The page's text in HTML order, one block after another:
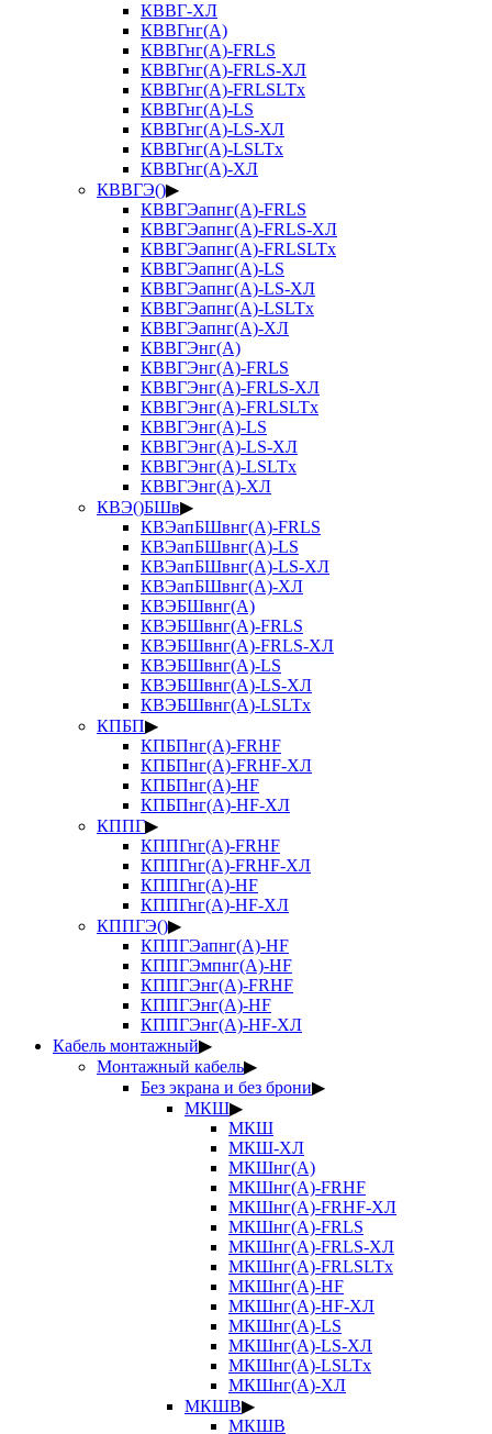
КВВГ-ХЛ
КВВГнг(А)
КВВГнг(А)-FRLS
КВВГнг(А)-FRLS-ХЛ
КВВГнг(А)-FRLSLTx
КВВГнг(А)-LS
КВВГнг(А)-LS-ХЛ
КВВГнг(А)-LSLTx
КВВГнг(А)-ХЛ
КВВГЭ()▶
КВВГЭапнг(А)-FRLS
КВВГЭапнг(А)-FRLS-ХЛ
КВВГЭапнг(А)-FRLSLTx
КВВГЭапнг(А)-LS
КВВГЭапнг(А)-LS-ХЛ
КВВГЭапнг(А)-LSLTx
КВВГЭапнг(А)-ХЛ
КВВГЭнг(А)
КВВГЭнг(А)-FRLS
КВВГЭнг(А)-FRLS-ХЛ
КВВГЭнг(А)-FRLSLTx
КВВГЭнг(А)-LS
КВВГЭнг(А)-LS-ХЛ
КВВГЭнг(А)-LSLTx
КВВГЭнг(А)-ХЛ
КВЭ()БШв▶
КВЭапБШвнг(А)-FRLS
КВЭапБШвнг(А)-LS
КВЭапБШвнг(А)-LS-ХЛ
КВЭапБШвнг(А)-ХЛ
КВЭБШвнг(А)
КВЭБШвнг(А)-FRLS
КВЭБШвнг(А)-FRLS-ХЛ
КВЭБШвнг(А)-LS
КВЭБШвнг(А)-LS-ХЛ
КВЭБШвнг(А)-LSLTx
КПБП▶
КПБПнг(А)-FRHF
КПБПнг(А)-FRHF-ХЛ
КПБПнг(А)-HF
КПБПнг(А)-HF-ХЛ
КППГ▶
КППГнг(А)-FRHF
КППГнг(А)-FRHF-ХЛ
КППГнг(А)-HF
КППГнг(А)-HF-ХЛ
КППГЭ()▶
КППГЭапнг(А)-HF
КППГЭмпнг(А)-HF
КППГЭнг(А)-FRHF
КППГЭнг(А)-HF
КППГЭнг(А)-HF-ХЛ
Кабель монтажный▶
Монтажный кабель▶
Без экрана и без брони▶
МКШ▶
МКШ
МКШ-ХЛ
МКШнг(А)
МКШнг(А)-FRHF
МКШнг(А)-FRHF-ХЛ
МКШнг(А)-FRLS
МКШнг(А)-FRLS-ХЛ
МКШнг(А)-FRLSLTx
МКШнг(А)-HF
МКШнг(А)-HF-ХЛ
МКШнг(А)-LS
МКШнг(А)-LS-ХЛ
МКШнг(А)-LSLTx
МКШнг(А)-ХЛ
МКШВ▶
МКШВ